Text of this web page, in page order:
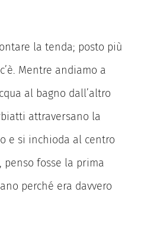
la tenda; posto più
Mentre andiamo a
al bagno dall’altro
attraversano la
e si inchioda al centro
penso fosse la prima
perché era davvero